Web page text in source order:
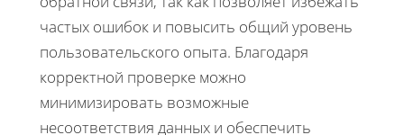
частых ошибок и повысить общий уровень
пользовательского опыта. Благодаря
корректной проверке можно
минимизировать возможные
несоответствия данных и обеспечить